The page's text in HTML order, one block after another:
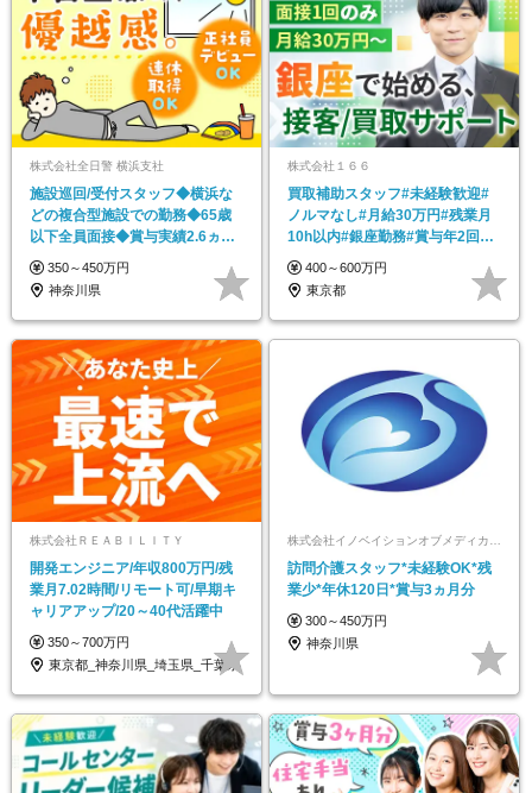
株式会社全日警 横浜支社
施設巡回/受付スタッフ◆横浜な
どの複合型施設での勤務◆65歳
以下全員面接◆賞与実績2.6ヵ月
◆社員寮あり
350～450万円
神奈川県
株式会社１６６
買取補助スタッフ#未経験歓迎#
ノルマなし#月給30万円#残業月
10h以内#銀座勤務#賞与年2回#
研修充実
400～600万円
東京都
株式会社ＲＥＡＢＩＬＩＴＹ
開発エンジニア/年収800万円/残
業月7.02時間/リモート可/早期キ
ャリアアップ/20～40代活躍中
350～700万円
東京都_神奈川県_埼玉県_千葉県
訪問介護スタッフ*未経験OK*残
業少*年休120日*賞与3ヵ月分
300～450万円
神奈川県